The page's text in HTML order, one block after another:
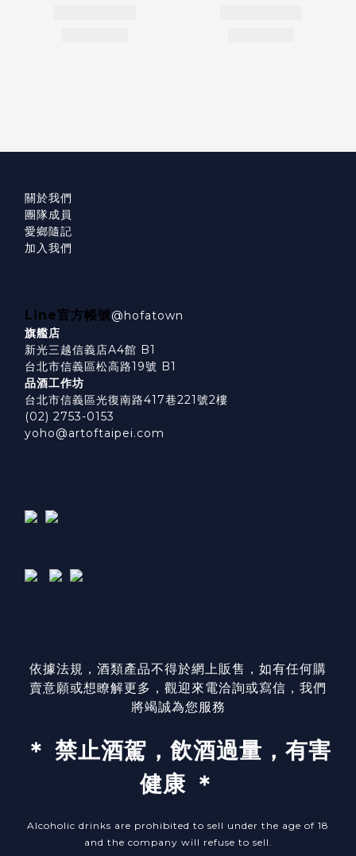
關於我們
團隊成員
愛鄉隨記
加入我們
Line官方帳號@hofatown
旗艦店
新光三越信義店A4館 B1
台北市信義區松高路19號 B1
品酒工作坊
台北市信義區光復南路417巷221號2樓
(02) 2753-0153
yoho@artoftaipei.com
依據法規，酒類產品不得於網上販售，如有任何購
賣意願或想瞭解更多，觀迎來電洽詢或寫信，我們
將竭誠為您服務
＊ 禁止酒駕，飲酒過量，有害
健康 ＊
Alcoholic drinks are prohibited to sell under the age of 18
and the company will refuse to sell.